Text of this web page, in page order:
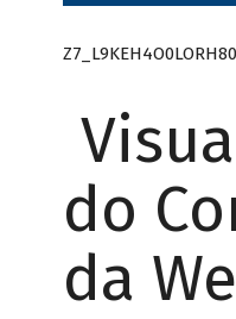
do
da